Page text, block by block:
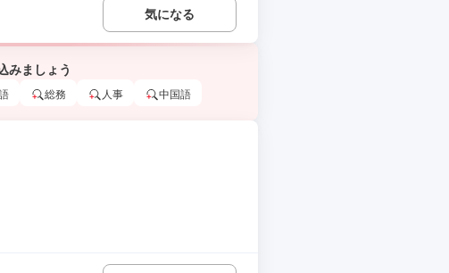
気になる
みましょう
総務 人事 中国語